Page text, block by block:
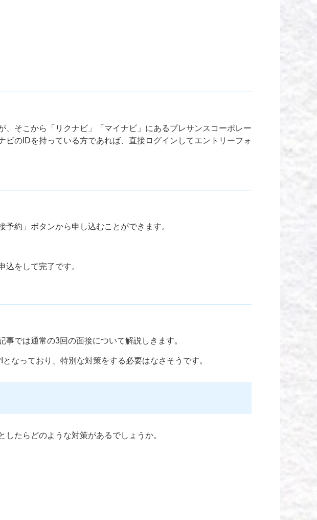
そこから「リクナビ」「マイナビ」にあるプレサンスコーポレー
のIDを持っている方であれば、直接ログインしてエントリーフォ
約」ボタンから申し込むことができます。
をして完了です。
では通常の3回の面接について解説しきます。
なっており、特別な対策をする必要はなさそうです。
たらどのような対策があるでしょうか。